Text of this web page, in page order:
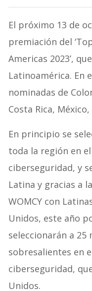
El próximo 13 de
premiación del
Americas 2023’,
Latinoamérica. En
nominadas de
Costa Rica,
En principio se
toda la región en
ciberseguridad, y
Latina y gracias a
WOMCY con
Unidos, este año
seleccionarán a 25
sobresalientes en
ciberseguridad,
Unidos.